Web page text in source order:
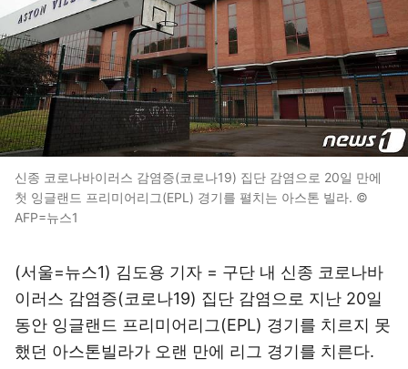
신종 코로나바이러스 감염증(코로나19) 집단 감염으로 20일 만에
첫 잉글랜드 프리미어리그(EPL) 경기를 펼치는 아스톤 빌라. ©
AFP=뉴스1
(서울=뉴스1) 김도용 기자 = 구단 내 신종 코로나바
이러스 감염증(코로나19) 집단 감염으로 지난 20일
동안 잉글랜드 프리미어리그(EPL) 경기를 치르지 못
했던 아스톤빌라가 오랜 만에 리그 경기를 치른다.